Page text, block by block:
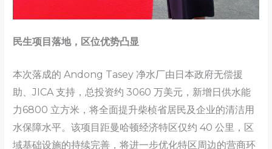
民生项目落地，区位优势凸显
本次落成的 Andong Tasey 净水厂由日本政府无偿援
助、JICA 支持，总投资约 3060 万美元，新增日供水能
力6800 立方米，将全面提升柴桢省居民及企业的清洁用
水保障水平。该项目距曼哈顿经济特区仅约 40 公里，区
域基础设施的持续完善，将进一步优化特区周边的营商环